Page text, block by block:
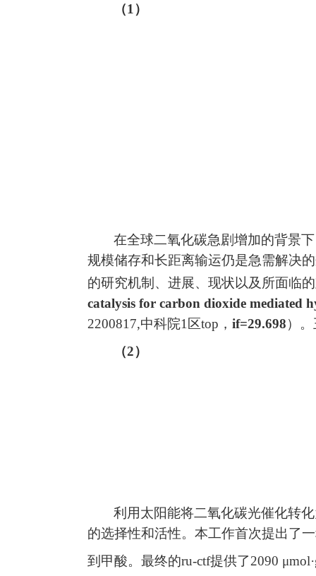
（1 ）
在全球二氧化碳急剧增加的背景
规模储存和长距离输运仍是急需解决
的研究机制、进展、现状以及所面临
catalysis for carbon dioxide mediated
2200817,中科院1 区top ， if=29.698）
（2）
利用太阳能将二氧化碳光催化转
的选择性和活性。本工作首次提出了
到甲酸。 最终的ru-ctf提供了2090